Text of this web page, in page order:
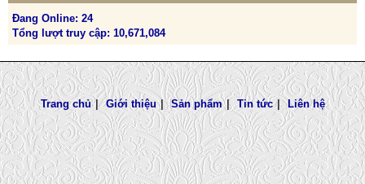
Đang Online: 24
Tổng lượt truy cập: 10,671,084
Trang chủ | Giới thiệu | Sản phẩm | Tin tức | Liên hệ